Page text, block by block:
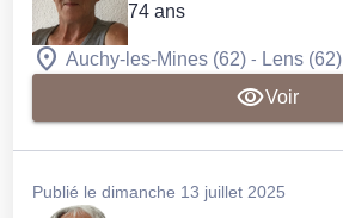
74 ans
Auchy-les-Mines (62) - Lens (62)
Voir
Publié le dimanche 13 juillet 2025